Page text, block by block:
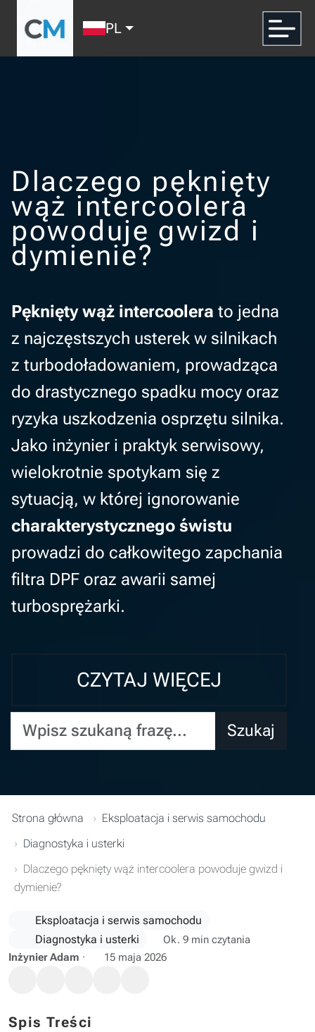
PL
Dlaczego pęknięty
wąż intercoolera
powoduje gwizd i
dymienie?
Pęknięty wąż intercoolera to jedna
z najczęstszych usterek w silnikach
z turbodoładowaniem, prowadząca
do drastycznego spadku mocy oraz
ryzyka uszkodzenia osprzętu silnika.
Jako inżynier i praktyk serwisowy,
wielokrotnie spotykam się z
sytuacją, w której ignorowanie
charakterystycznego świstu
prowadzi do całkowitego zapchania
filtra DPF oraz awarii samej
turbosprężarki.
CZYTAJ WIĘCEJ
Wpisz szukaną frazę... Szukaj
Strona główna
Eksploatacja i serwis samochodu
Diagnostyka i usterki
Dlaczego pęknięty wąż intercoolera powoduje gwizd i
dymienie?
Eksploatacja i serwis samochodu
Diagnostyka i usterki
Ok. 9 min czytania
Inżynier Adam · 15 maja 2026
Spis Treści